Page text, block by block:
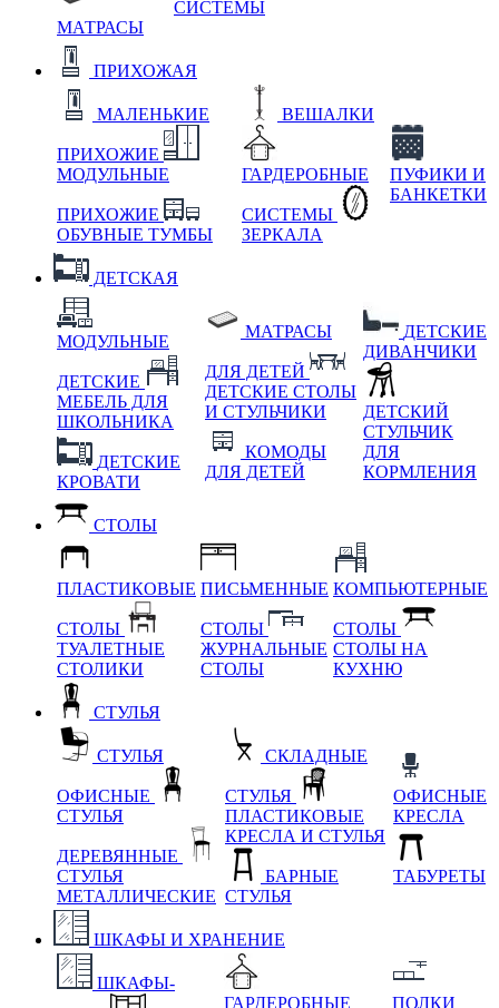
МАТРАСЫ
СИСТЕМЫ
ПРИХОЖАЯ
МАЛЕНЬКИЕ
ПРИХОЖИЕ
МОДУЛЬНЫЕ
ПРИХОЖИЕ
ОБУВНЫЕ ТУМБЫ
ВЕШАЛКИ
ГАРДЕРОБНЫЕ
СИСТЕМЫ
ЗЕРКАЛА
ПУФИКИ И
БАНКЕТКИ
ДЕТСКАЯ
МОДУЛЬНЫЕ
ДЕТСКИЕ
МЕБЕЛЬ ДЛЯ
ШКОЛЬНИКА
ДЕТСКИЕ
КРОВАТИ
МАТРАСЫ
ДЛЯ ДЕТЕЙ
ДЕТСКИЕ СТОЛЫ
И СТУЛЬЧИКИ
КОМОДЫ
ДЛЯ ДЕТЕЙ
ДЕТСКИЕ
ДИВАНЧИКИ
ДЕТСКИЙ
СТУЛЬЧИК
ДЛЯ
КОРМЛЕНИЯ
СТОЛЫ
ПЛАСТИКОВЫЕ
СТОЛЫ
ТУАЛЕТНЫЕ
СТОЛИКИ
ПИСЬМЕННЫЕ
СТОЛЫ
ЖУРНАЛЬНЫЕ
СТОЛЫ
КОМПЬЮТЕРНЫЕ
СТОЛЫ
СТОЛЫ НА
КУХНЮ
СТУЛЬЯ
СТУЛЬЯ
ОФИСНЫЕ
СТУЛЬЯ
ДЕРЕВЯННЫЕ
СТУЛЬЯ
МЕТАЛЛИЧЕСКИЕ
СКЛАДНЫЕ
СТУЛЬЯ
ПЛАСТИКОВЫЕ
КРЕСЛА И СТУЛЬЯ
БАРНЫЕ
СТУЛЬЯ
ОФИСНЫЕ
КРЕСЛА
ТАБУРЕТЫ
ШКАФЫ И ХРАНЕНИЕ
ШКАФЫ-
ГАРДЕРОБНЫЕ
ПОЛКИ